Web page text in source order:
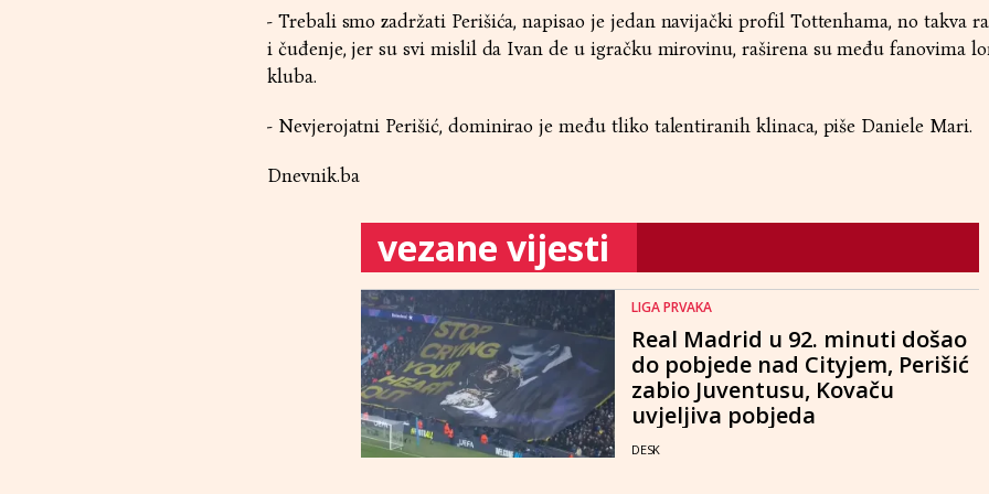
- Trebali smo zadržati Perišića, napisao je jedan navijački profil Tottenhama, no takva
i čuđenje, jer su svi mislil da Ivan de u igračku mirovinu, raširena su među fanovima
kluba.
- Nevjerojatni Perišić, dominirao je među tliko talentiranih klinaca, piše Daniele Mari.
Dnevnik.ba
vezane vijesti
LIGA PRVAKA
Real Madrid u 92. minuti došao
do pobjede nad Cityjem, Perišić
zabio Juventusu, Kovaču
uvjeljiva pobjeda
DESK